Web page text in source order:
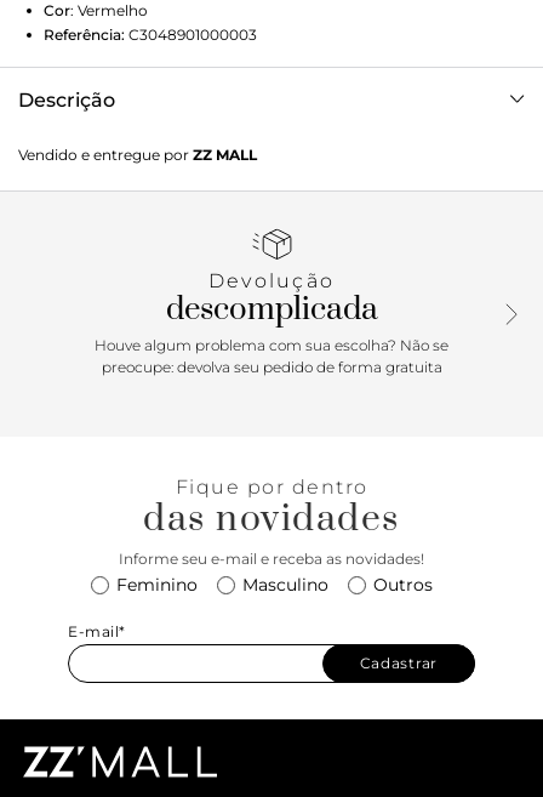
Cor: Vermelho
Referência: C3048901000003
Descrição
modelo apresenta cabedal com tirinhas finas e efeito
pespontado nos contornos: duas sobre os dedos e uma que
pela tira sobre o peito de pé, com fecho afivelado superior.
mesma cor da sandália, com assinatura Anacapri. Deixa os
dedos, laterais e parte do calcanhar à mostra. Porque
Apostar: Comfy & minimal trendy tá on! Cheia de leveza, a
sandália de salto bloco vem para a temporada Resort’26
para curtir momentos inesquecíveis na estação, miga?
Vendido e entregue por ZZ MALL
Devolução
descomplicada
Houve algum problema com sua escolha? Não se
preocupe: devolva seu pedido de forma gratuita
Fique por dentro
das novidades
Informe seu e-mail e receba as novidades!
Feminino Masculino Outros
E-mail*
Cadastrar